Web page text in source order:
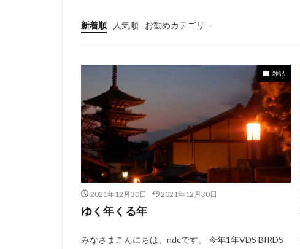
新着順 人気順
お勧めカテゴリ
バイイング
雑記
2021年12月30日 2021年12月30日
ゆく年くる年
みなさまこんにちは、ndcです。 今年1年VDS BIRDS